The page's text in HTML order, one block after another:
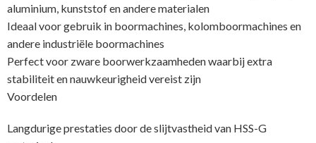
aluminium, kunststof en andere materialen
Ideaal voor gebruik in boormachines, kolomboormachines en
andere industriële boormachines
Perfect voor zware boorwerkzaamheden waarbij extra
stabiliteit en nauwkeurigheid vereist zijn
Voordelen
Langdurige prestaties door de slijtvastheid van HSS-G